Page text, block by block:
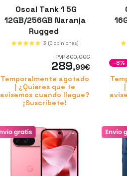
Oscal Tank 1 5G
12GB/256GB Naranja
Rugged
3 (0 opiniones)
PVR300,00€
289,99€
Temporalmente agotado
| ¿Quieres que te
avisemos cuando llegue?
¡Suscríbete!
-8%